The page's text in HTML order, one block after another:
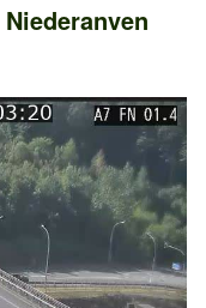
Niederanven